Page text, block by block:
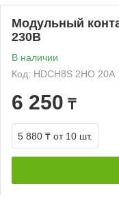
Модульный
230В
В наличии
Код: HDCH8S 2НО 20А
6 250 ₸
5 880 ₸ от 10 шт.